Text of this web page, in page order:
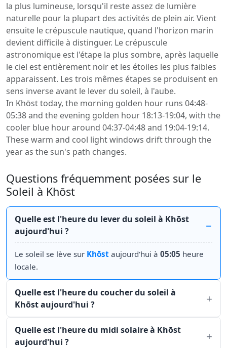
la plus lumineuse, lorsqu'il reste assez de lumière
naturelle pour la plupart des activités de plein air. Vient
ensuite le crépuscule nautique, quand l'horizon marin
devient difficile à distinguer. Le crépuscule
astronomique est l'étape la plus sombre, après laquelle
le ciel est entièrement noir et les étoiles les plus faibles
apparaissent. Les trois mêmes étapes se produisent en
sens inverse avant le lever du soleil, à l'aube.
In Khōst today, the morning golden hour runs 04:48-
05:38 and the evening golden hour 18:13-19:04, with the
cooler blue hour around 04:37-04:48 and 19:04-19:14.
These warm and cool light windows drift through the
year as the sun's path changes.
Questions fréquemment posées sur le
Soleil à Khōst
Quelle est l'heure du lever du soleil à Khōst
aujourd'hui ?
Le soleil se lève sur Khōst aujourd'hui à 05:05 heure
locale.
Quelle est l'heure du coucher du soleil à
Khōst aujourd'hui ?
Quelle est l'heure du midi solaire à Khōst
aujourd'hui ?